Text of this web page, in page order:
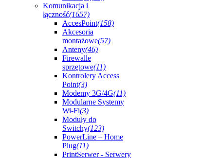
Komunikacja i
łączność(1657)
AccesPoint(158)
Akcesoria
montażowe(57)
Anteny(46)
Firewalle
sprzętowe(11)
Kontrolery Access
Point(3)
Modemy 3G/4G(11)
Modularne Systemy
Wi-Fi(3)
Moduły do
Switchy(123)
PowerLine – Home
Plug(11)
PrintSerwer - Serwery